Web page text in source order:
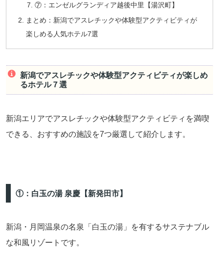
⑦：エンゼルグランディア越後中里【湯沢町】
まとめ：新潟でアスレチックや体験型アクティビティが
楽しめる人気ホテル7選
新潟でアスレチックや体験型アクティビティが楽しめ
るホテル７選
新潟エリアでアスレチックや体験型アクティビティを満喫
できる、おすすめの施設を7つ厳選して紹介します。
①：白玉の湯 泉慶【新発田市】
新潟・月岡温泉の名泉「白玉の湯」を有するサステナブル
な和風リゾートです。